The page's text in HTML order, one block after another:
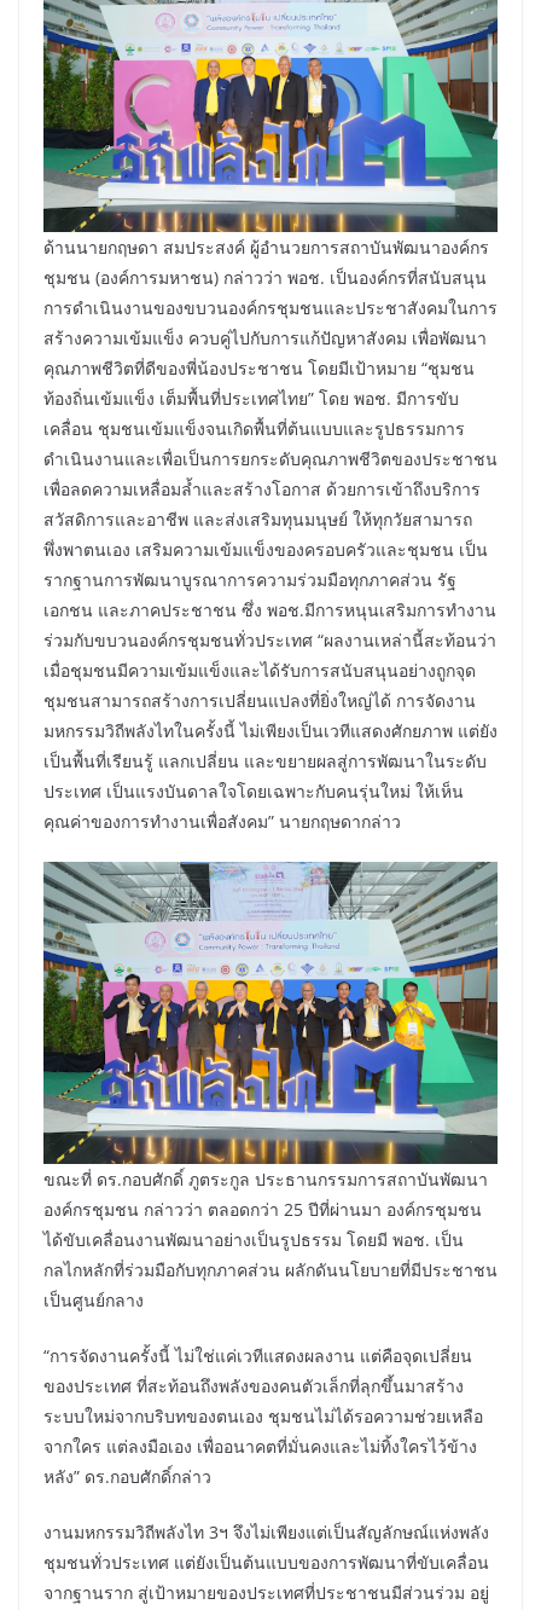
ด้านนายกฤษดา สมประสงค์ ผู้อำนวยการสถาบันพัฒนาองค์กร
ชุมชน (องค์การมหาชน) กล่าวว่า พอช. เป็นองค์กรที่สนับสนุน
การดำเนินงานของขบวนองค์กรชุมชนและประชาสังคมในการ
สร้างความเข้มแข็ง ควบคู่ไปกับการแก้ปัญหาสังคม เพื่อพัฒนา
คุณภาพชีวิตที่ดีของพี่น้องประชาชน โดยมีเป้าหมาย “ชุมชน
ท้องถิ่นเข้มแข็ง เต็มพื้นที่ประเทศไทย” โดย พอช. มีการขับ
เคลื่อน ชุมชนเข้มแข็งจนเกิดพื้นที่ต้นแบบและรูปธรรมการ
ดำเนินงานและเพื่อเป็นการยกระดับคุณภาพชีวิตของประชาชน
เพื่อลดความเหลื่อมล้ำและสร้างโอกาส ด้วยการเข้าถึงบริการ
สวัสดิการและอาชีพ และส่งเสริมทุนมนุษย์ ให้ทุกวัยสามารถ
พึ่งพาตนเอง เสริมความเข้มแข็งของครอบครัวและชุมชน เป็น
รากฐานการพัฒนาบูรณาการความร่วมมือทุกภาคส่วน รัฐ
เอกชน และภาคประชาชน ซึ่ง พอช.มีการหนุนเสริมการทำงาน
ร่วมกับขบวนองค์กรชุมชนทั่วประเทศ “ผลงานเหล่านี้สะท้อนว่า
เมื่อชุมชนมีความเข้มแข็งและได้รับการสนับสนุนอย่างถูกจุด
ชุมชนสามารถสร้างการเปลี่ยนแปลงที่ยิ่งใหญ่ได้ การจัดงาน
มหกรรมวิถีพลังไทในครั้งนี้ ไม่เพียงเป็นเวทีแสดงศักยภาพ แต่ยัง
เป็นพื้นที่เรียนรู้ แลกเปลี่ยน และขยายผลสู่การพัฒนาในระดับ
ประเทศ เป็นแรงบันดาลใจโดยเฉพาะกับคนรุ่นใหม่ ให้เห็น
คุณค่าของการทำงานเพื่อสังคม” นายกฤษดากล่าว
ขณะที่ ดร.กอบศักดิ์ ภูตระกูล ประธานกรรมการสถาบันพัฒนา
องค์กรชุมชน กล่าวว่า ตลอดกว่า 25 ปีที่ผ่านมา องค์กรชุมชน
ได้ขับเคลื่อนงานพัฒนาอย่างเป็นรูปธรรม โดยมี พอช. เป็น
กลไกหลักที่ร่วมมือกับทุกภาคส่วน ผลักดันนโยบายที่มีประชาชน
เป็นศูนย์กลาง
“การจัดงานครั้งนี้ ไม่ใช่แค่เวทีแสดงผลงาน แต่คือจุดเปลี่ยน
ของประเทศ ที่สะท้อนถึงพลังของคนตัวเล็กที่ลุกขึ้นมาสร้าง
ระบบใหม่จากบริบทของตนเอง ชุมชนไม่ได้รอความช่วยเหลือ
จากใคร แต่ลงมือเอง เพื่ออนาคตที่มั่นคงและไม่ทิ้งใครไว้ข้าง
หลัง” ดร.กอบศักดิ์กล่าว
งานมหกรรมวิถีพลังไท 3ฯ จึงไม่เพียงแต่เป็นสัญลักษณ์แห่งพลัง
ชุมชนทั่วประเทศ แต่ยังเป็นต้นแบบของการพัฒนาที่ขับเคลื่อน
จากฐานราก สู่เป้าหมายของประเทศที่ประชาชนมีส่วนร่วม อยู่